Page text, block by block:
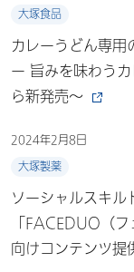
大塚食品
カレーうどん専
ー 旨みを味わう
ら新発売～
2024年2月8日
大塚製薬
ソーシャルスキル
「FACEDUO（
向けコンテンツ提